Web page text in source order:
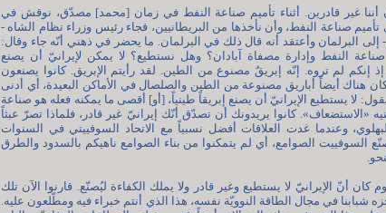
أننا غير قادرين. أثناء تأميم صناعة النفط في زمان [محمد] مصدّق، نوقش في
صناعة النفط، وأن نأخذها من البريطانيين، فجاء رئيس وزراء نظام الشاه -
إلى البرلمان وأعتقد أنه قال ذلك في البرلمان. ما يحضر في ذهني أنّه جاء وقال:
صناعة النفط وإدارة مصفاة آبادان؟ وهل نستطيع؟ لا يمكن لإيرانيّ أن يصنع
إذ إنكم لم تروه. إنّه إبريقٌ مصنوع من الطين. لقد رأيتم الإبريق. كانوا يصنعون
هناك أيضاً أباريق مصنوعة من الطين والصلصال في الأماكن البعيدة، أي أدنى
لا يستطيع الإيرانيّ أن يصنع إبريقاً طينياً، [أو] أقصى ما يمكنه فعله هو صناعة
«الاستضعاف». كانوا يريدونك أن تصدّق أنّك إيرانيّ غير قادر، فلماذا تصرّ عبثاً
وعندما غدت العلاقات أفضل نسبياً مع الاتحاد السوفييتي في السنوات
صنّع السوفييت الصوامع، أي لم يتمكنوا من بناء الصوامع ناهيكم بالسدود والطرق
أنّ الإيرانيّ لا يستطيع وغير قادر ولا يملك الكفاءة ليُصنّع. قارنوا الآن تلك
شبابنا في مجال الطاقة النوويّة نفسه، هذا الذي أنتم خبراء فيه ومطّلعون عليه.